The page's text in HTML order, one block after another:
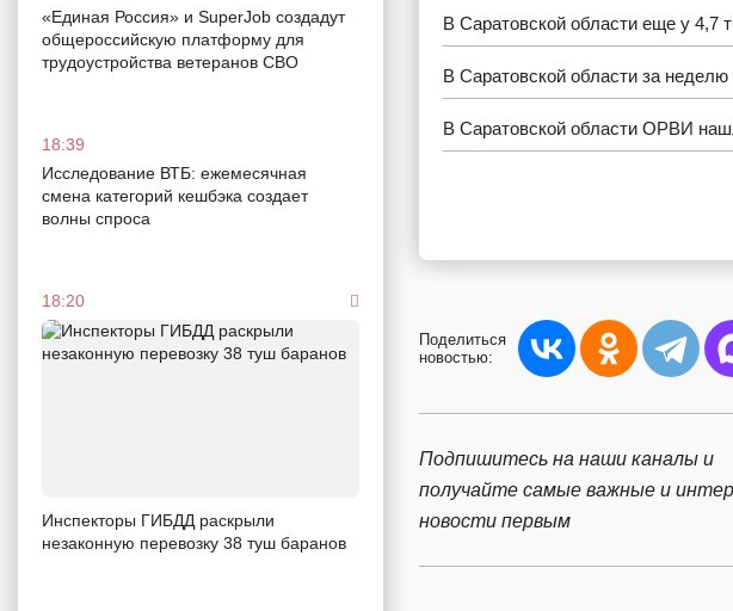
«Единая Россия» и SuperJob создадут
общероссийскую платформу для
трудоустройства ветеранов СВО
18:39
Исследование ВТБ: ежемесячная
смена категорий кешбэка создает
волны спроса
18:20
Инспекторы ГИБДД раскрыли
незаконную перевозку 38 туш баранов
В Саратовской области еще у
В Саратовской области за
В Саратовской области ОРВИ
Поделиться
новостью:
Подпишитесь на наши каналы и
получайте самые важные и
новости первым